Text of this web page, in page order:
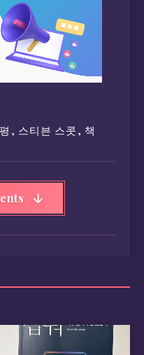
, 스티븐 스콧 , 책